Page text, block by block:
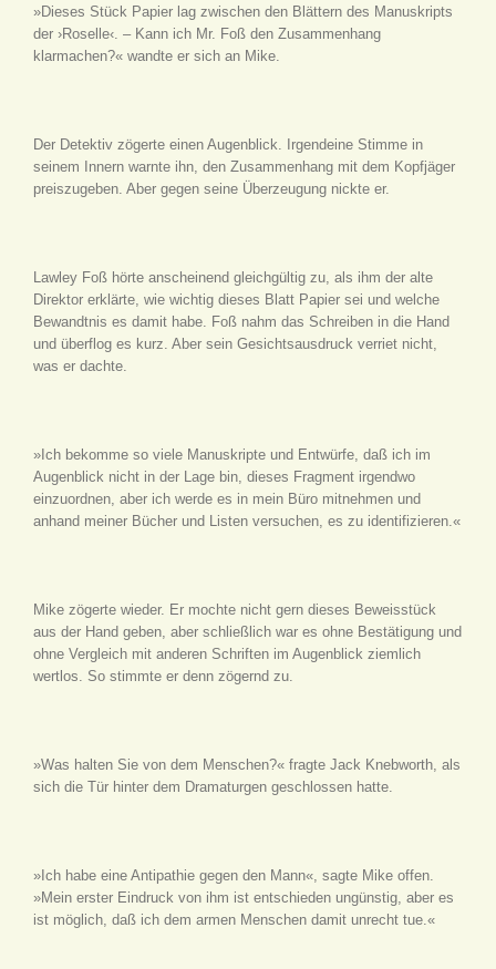
»Dieses Stück Papier lag zwischen den Blättern des Manuskripts
der ›Roselle‹. – Kann ich Mr. Foß den Zusammenhang
klarmachen?« wandte er sich an Mike.
Der Detektiv zögerte einen Augenblick. Irgendeine Stimme in
seinem Innern warnte ihn, den Zusammenhang mit dem Kopfjäger
preiszugeben. Aber gegen seine Überzeugung nickte er.
Lawley Foß hörte anscheinend gleichgültig zu, als ihm der alte
Direktor erklärte, wie wichtig dieses Blatt Papier sei und welche
Bewandtnis es damit habe. Foß nahm das Schreiben in die Hand
und überflog es kurz. Aber sein Gesichtsausdruck verriet nicht,
was er dachte.
»Ich bekomme so viele Manuskripte und Entwürfe, daß ich im
Augenblick nicht in der Lage bin, dieses Fragment irgendwo
einzuordnen, aber ich werde es in mein Büro mitnehmen und
anhand meiner Bücher und Listen versuchen, es zu identifizieren.«
Mike zögerte wieder. Er mochte nicht gern dieses Beweisstück
aus der Hand geben, aber schließlich war es ohne Bestätigung und
ohne Vergleich mit anderen Schriften im Augenblick ziemlich
wertlos. So stimmte er denn zögernd zu.
»Was halten Sie von dem Menschen?« fragte Jack Knebworth, als
sich die Tür hinter dem Dramaturgen geschlossen hatte.
»Ich habe eine Antipathie gegen den Mann«, sagte Mike offen.
»Mein erster Eindruck von ihm ist entschieden ungünstig, aber es
ist möglich, daß ich dem armen Menschen damit unrecht tue.«